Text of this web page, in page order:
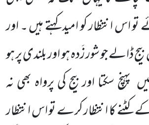
تو اس انتظار کو امید کہتے ہیں ۔ اور
ڈالے جو شور زَدہ ہو اور بلندی پر ہو
سکتا اور بیج کی پرواہ بھی نہ
کا انتظار کرے تو اس انتظار